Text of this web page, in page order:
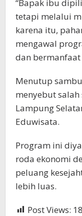
“Bapak ibu
tetapi melalui
karena itu,
mengawal
dan bermanfaat
Menutup
menyebut
Lampung
Eduwisata.
Program ini
roda ekonomi
peluang
lebih luas.
Post Views: